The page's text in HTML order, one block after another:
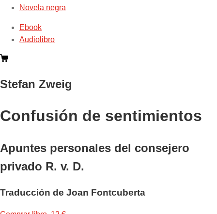
Novela negra
Ebook
Audiolibro
Stefan Zweig
Confusión de sentimientos
Apuntes personales del consejero
privado R. v. D.
Traducción de Joan Fontcuberta